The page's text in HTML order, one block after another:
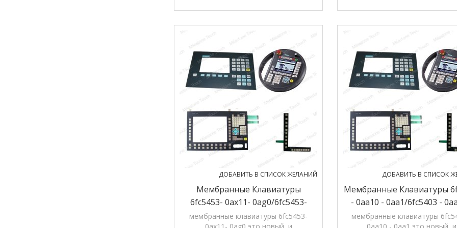
ДОБАВИТЬ В СПИСОК ЖЕЛАНИЙ
Мембранные Клавиатуры
6fc5453- 0ax11- 0ag0/6fc5453-
0ax11- 0ag0 Мембранную
мембранные клавиатуры 6fc5453-
ДОБАВИТЬ В СПИСОК
Мембранные Клавиатуры
- 0aa10 - 0aa1/6fc5403 -
0aa1 Мембранную
мембранные клавиатуры